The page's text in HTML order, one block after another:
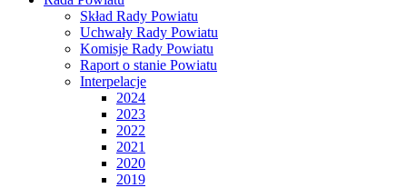
Skład Rady Powiatu
Uchwały Rady Powiatu
Komisje Rady Powiatu
Raport o stanie Powiatu
Interpelacje
2024
2023
2022
2021
2020
2019